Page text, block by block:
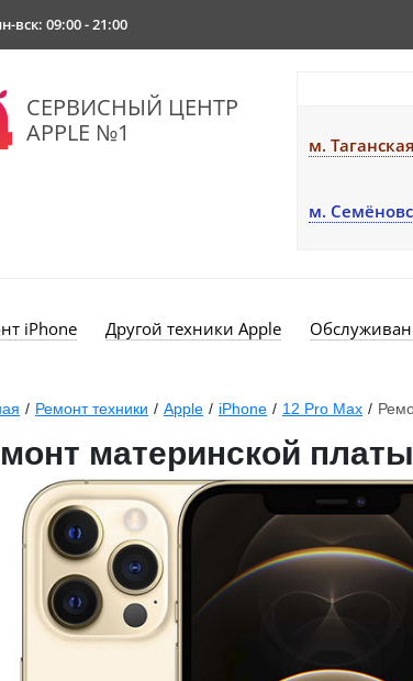
вск: 09:00 - 21:00
СЕРВИСНЫЙ ЦЕНТР
APPLE №1
м. Таганская
м.
iPhone Другой техники Apple
/ Ремонт техники / Apple / iPhone / 12 Pro Max /
материнской